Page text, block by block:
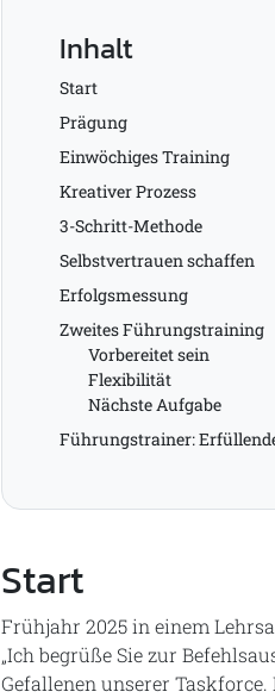
Inhalt
Start
Prägung
Einwöchiges Training
Kreativer Prozess
3-Schritt-Methode
Selbstvertrauen schaffen
Erfolgsmessung
Zweites Führungstraining
Vorbereitet sein
Flexibilität
Nächste Aufgabe
Führungstrainer:
Start
Frühjahr 2025 in einem
„Ich begrüße Sie zur
Gefallenen unserer